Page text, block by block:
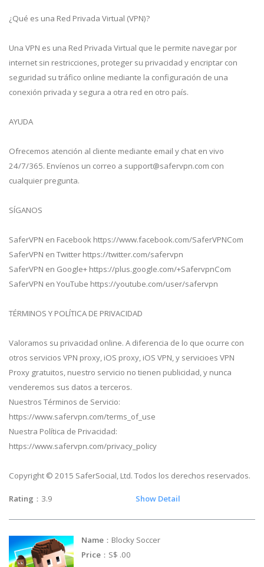
¿Qué es una Red Privada Virtual (VPN)?
Una VPN es una Red Privada Virtual que le permite navegar por
internet sin restricciones, proteger su privacidad y encriptar con
seguridad su tráfico online mediante la configuración de una
conexión privada y segura a otra red en otro país.
AYUDA
Ofrecemos atención al cliente mediante email y chat en vivo
24/7/365. Envíenos un correo a support@safervpn.com con
cualquier pregunta.
SÍGANOS
SaferVPN en Facebook https://www.facebook.com/SaferVPNCom
SaferVPN en Twitter https://twitter.com/safervpn
SaferVPN en Google+ https://plus.google.com/+SafervpnCom
SaferVPN en YouTube https://youtube.com/user/safervpn
TÉRMINOS Y POLÍTICA DE PRIVACIDAD
Valoramos su privacidad online. A diferencia de lo que ocurre con
otros servicios VPN proxy, iOS proxy, iOS VPN, y servicioes VPN
Proxy gratuitos, nuestro servicio no tienen publicidad, y nunca
venderemos sus datos a terceros.
Nuestros Términos de Servicio:
https://www.safervpn.com/terms_of_use
Nuestra Política de Privacidad:
https://www.safervpn.com/privacy_policy
Copyright © 2015 SaferSocial, Ltd. Todos los derechos reservados.
Rating ：3.9 Show Detail
Name ：Blocky Soccer
Price ：S$ .00